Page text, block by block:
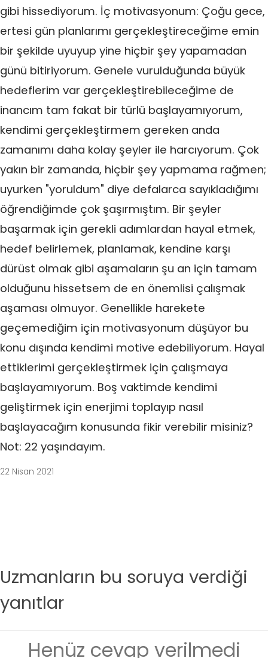
gibi hissediyorum. İç motivasyonum: Çoğu gece,
ertesi gün planlarımı gerçekleştireceğime emin
bir şekilde uyuyup yine hiçbir şey yapamadan
günü bitiriyorum. Genele vurulduğunda büyük
hedeflerim var gerçekleştirebileceğime de
inancım tam fakat bir türlü başlayamıyorum,
kendimi gerçekleştirmem gereken anda
zamanımı daha kolay şeyler ile harcıyorum. Çok
yakın bir zamanda, hiçbir şey yapmama rağmen;
uyurken "yoruldum" diye defalarca sayıkladığımı
öğrendiğimde çok şaşırmıştım. Bir şeyler
başarmak için gerekli adımlardan hayal etmek,
hedef belirlemek, planlamak, kendine karşı
dürüst olmak gibi aşamaların şu an için tamam
olduğunu hissetsem de en önemlisi çalışmak
aşaması olmuyor. Genellikle harekete
geçemediğim için motivasyonum düşüyor bu
konu dışında kendimi motive edebiliyorum. Hayal
ettiklerimi gerçekleştirmek için çalışmaya
başlayamıyorum. Boş vaktimde kendimi
geliştirmek için enerjimi toplayıp nasıl
başlayacağım konusunda fikir verebilir misiniz?
Not: 22 yaşındayım.
22 Nisan 2021
Uzmanların bu soruya verdiği
yanıtlar
Henüz cevap verilmedi